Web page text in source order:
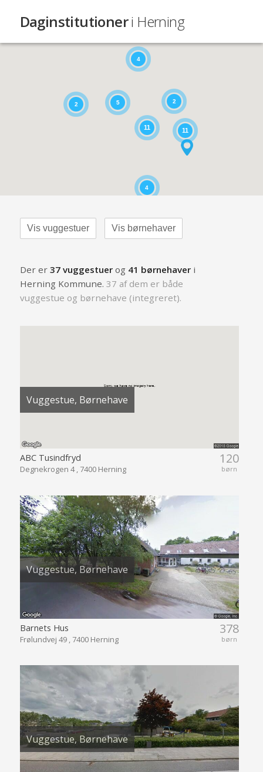
Daginstitutioneri Herning
11
2
2
4
11
5
4
Vis vuggestuer Vis børnehaver
Der er 37 vuggestuerog 41 børnehaveri
Herning Kommune. 37 af dem er både
vuggestue og børnehave (integreret).
Vuggestue, Børnehave
120
børn
ABC Tusindfryd
Degnekrogen 4 , 7400 Herning
Vuggestue, Børnehave
378
børn
Barnets Hus
Frølundvej 49 , 7400 Herning
Vuggestue, Børnehave